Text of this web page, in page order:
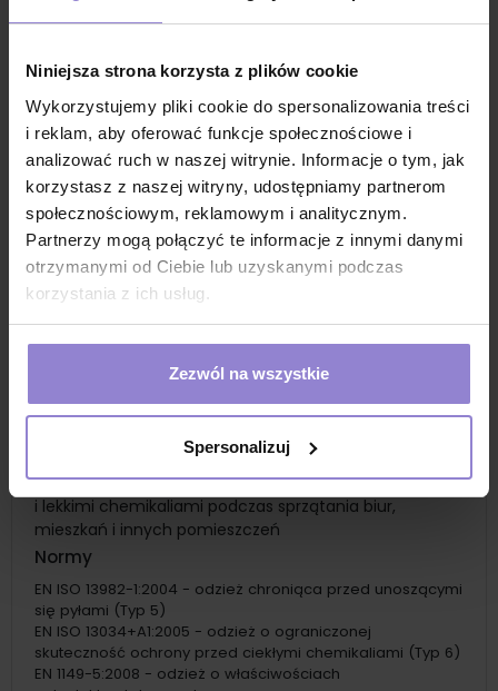
Niniejsza strona korzysta z plików cookie
Wykorzystujemy pliki cookie do spersonalizowania treści
i reklam, aby oferować funkcje społecznościowe i
analizować ruch w naszej witrynie. Informacje o tym, jak
korzystasz z naszej witryny, udostępniamy partnerom
społecznościowym, reklamowym i analitycznym.
Partnerzy mogą połączyć te informacje z innymi danymi
otrzymanymi od Ciebie lub uzyskanymi podczas
korzystania z ich usług.
Zezwól na wszystkie
Spersonalizuj
przy obróbce włókna szklanego i ocieplaniu
pryskiwanie roślin - ochrona przed lekkimi
chemikaliami, takimi jak nawozy i pestycydy podczas
opryskiwania roślin
prace ogrodnicze - ochrona przed brudem i kurzem
podczas prac ogrodniczych
czyszczenie i konserwacja - ochrona przed kurzem,
brudem i niewielkimi chemikaliami podczas prac
porządkowych i konserwacyjnych w różnych obiektach
przemysł elektroniczny - ochrona przed kurzem i
drobnymi chemikaliami podczas montażu i
konserwacji sprzętu elektronicznego
produkcja komponentów - użycie w produkcji
komponentów elektronicznych, gdzie wymagane jest
zanieczyszczeniami
usługi sprzątające - ochrona przed kurzem, brudem
i lekkimi chemikaliami podczas sprzątania biur,
mieszkań i innych pomieszczeń
Normy
EN ISO 13982-1:2004 - odzież chroniąca przed unoszącymi
się pyłami (Typ 5)
EN ISO 13034+A1:2005 - odzież o ograniczonej
skuteczność ochrony przed ciekłymi chemikaliami (Typ 6)
EN 1149-5:2008 - odzież o właściwościach